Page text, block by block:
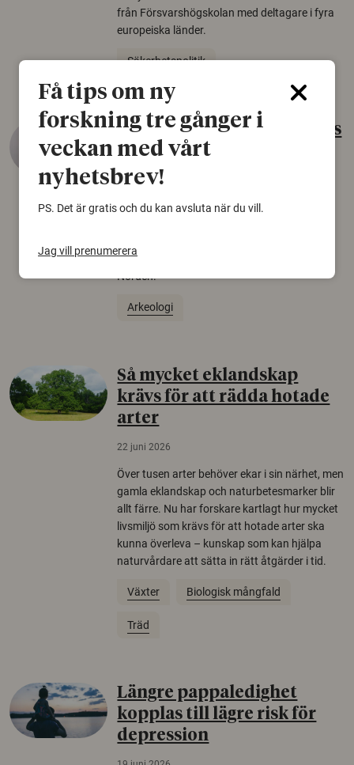
från Försvarshögskolan med deltagare i fyra
europeiska länder.
Säkerhetspolitik
Gammalt skinn var Sveriges
äldsta sko
22 juni 2026
Det som arkeologer länge trodde var en
skomode och beskrivs som mycket ovanligt i
Norden.
Arkeologi
Så mycket eklandskap
krävs för att rädda hotade
arter
22 juni 2026
Över tusen arter behöver ekar i sin närhet, men
gamla eklandskap och naturbetesmarker blir
allt färre. Nu har forskare kartlagt hur mycket
livsmiljö som krävs för att hotade arter ska
kunna överleva – kunskap som kan hjälpa
naturvårdare att sätta in rätt åtgärder i tid.
Växter Biologisk mångfald
Träd
Längre pappaledighet
kopplas till lägre risk för
depression
Få tips om ny
forskning tre gånger i
veckan med vårt
nyhetsbrev!
PS. Det är gratis och du kan avsluta när du vill.
Jag vill prenumerera